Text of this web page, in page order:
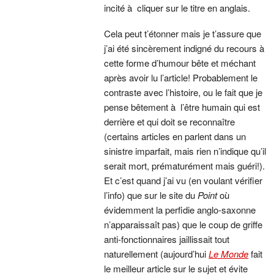
incité à cliquer sur le titre en anglais.
Cela peut t’étonner mais je t’assure que
j’ai été sincèrement indigné du recours à
cette forme d’humour bête et méchant
après avoir lu l’article! Probablement le
contraste avec l’histoire, ou le fait que je
pense bêtement à l’être humain qui est
derrière et qui doit se reconnaître
(certains articles en parlent dans un
sinistre imparfait, mais rien n’indique qu’il
serait mort, prématurément mais guéri!).
Et c’est quand j’ai vu (en voulant vérifier
l’info) que sur le site duPointoù
évidemment la perfidie anglo-saxonne
n’apparaissaît pas) que le coup de griffe
anti-fonctionnaires jaillissait tout
naturellement (aujourd’huiLe Mondefait
le meilleur article sur le sujet et évite